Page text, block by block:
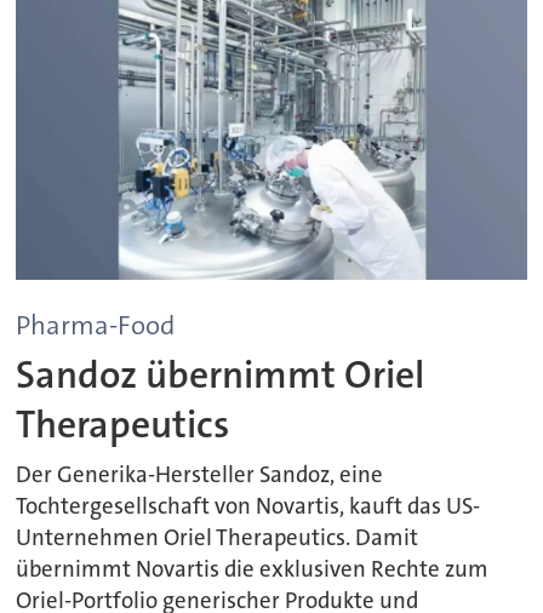
Pharma-Food
Sandoz übernimmt Oriel
Therapeutics
Der Generika-Hersteller Sandoz, eine
Tochtergesellschaft von Novartis, kauft das US-
Unternehmen Oriel Therapeutics. Damit
übernimmt Novartis die exklusiven Rechte zum
Oriel-Portfolio generischer Produkte und